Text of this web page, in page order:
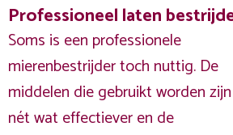
Professioneel laten
Soms is een professionele
mierenbestrijder toch nuttig. De
middelen die gebruikt worden zijn
nét wat effectiever en de